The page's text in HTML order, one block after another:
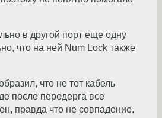
в другой порт еще одну
что на ней Num Lock также
что не тот кабель
после передерга все
правда что не совпадение.